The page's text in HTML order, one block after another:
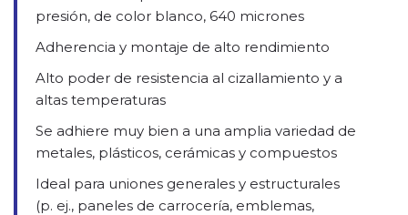
presión, de color blanco, 640 micrones
Adherencia y montaje de alto rendimiento
Alto poder de resistencia al cizallamiento y a
altas temperaturas
Se adhiere muy bien a una amplia variedad de
metales, plásticos, cerámicas y compuestos
Ideal para uniones generales y estructurales
(p. ej., paneles de carrocería, emblemas,